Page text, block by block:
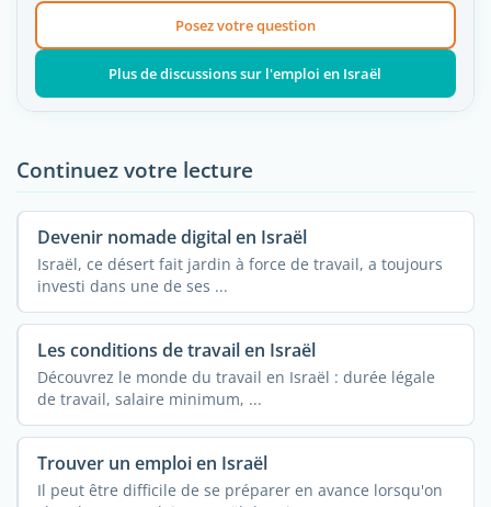
Posez votre question
Plus de discussions sur l'emploi en Israël
Continuez votre lecture
Devenir nomade digital en Israël
Israël, ce désert fait jardin à force de travail, a toujours
investi dans une de ses ...
Les conditions de travail en Israël
Découvrez le monde du travail en Israël : durée légale
de travail, salaire minimum, ...
Trouver un emploi en Israël
Il peut être difficile de se préparer en avance lorsqu'on